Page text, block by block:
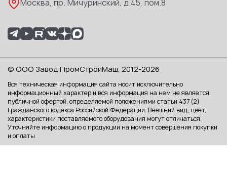
Москва, пр. Мичуринский, д.45, пом.8
© ООО Завод ПромСтройМаш, 2012-2026
Вся техническая информация сайта носит исключительно
информационный характер и вся информация на нем не является
публичной офертой, определяемой положениями статьи 437 (2)
Гражданского кодекса Российской Федерации. Внешний вид, цвет,
характеристики поставляемого оборудования могут отличаться.
Уточняйте информацию о продукции на момент совершения покупки
и оплаты